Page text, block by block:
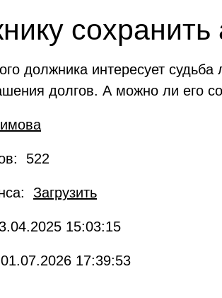
должника интересует
долгов. А можно ли его
522
Загрузить
15:03:15
17:39:53